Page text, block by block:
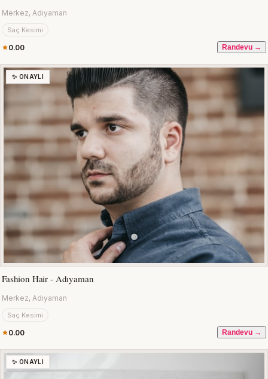
Merkez, Adıyaman
Saç Kesimi
0.00 Randevu →
✨ ONAYLI
Fashion Hair - Adıyaman
Merkez, Adıyaman
Saç Kesimi
0.00 Randevu →
✨ ONAYLI